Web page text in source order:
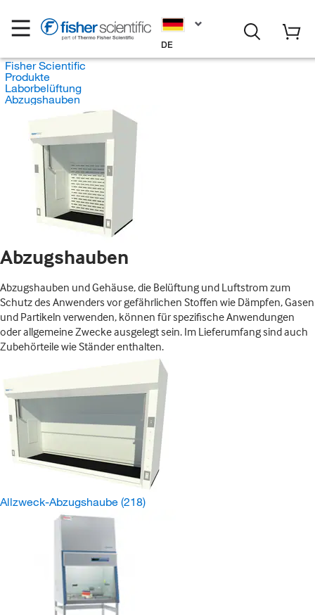
DE
Fisher Scientific
Produkte
Laborbelüftung
Abzugshauben
Abzugshauben
Abzugshauben und Gehäuse, die Belüftung und Luftstrom zum
Schutz des Anwenders vor gefährlichen Stoffen wie Dämpfen, Gasen
und Partikeln verwenden, können für spezifische Anwendungen
oder allgemeine Zwecke ausgelegt sein. Im Lieferumfang sind auch
Zubehörteile wie Ständer enthalten.
Allzweck-Abzugshaube (218)